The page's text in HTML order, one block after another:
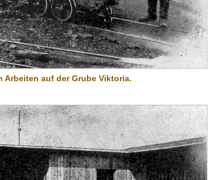
auf der Grube Viktoria.